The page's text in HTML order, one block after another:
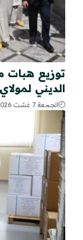
توزيع هبات
الديني
الجمعة 7 غشت 2026 - 08:55